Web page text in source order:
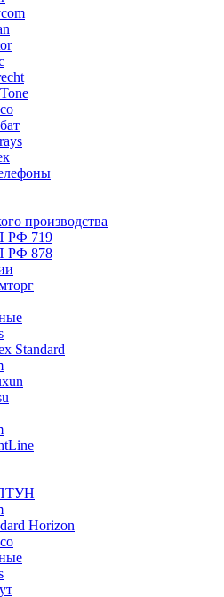
производства
РФ 719
РФ 878
Standard
Horizon